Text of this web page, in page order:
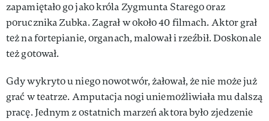
zapamiętało go jako króla Zygmunta Starego oraz
porucznika Zubka. Zagrał w około 40 filmach. Aktor grał
też na fortepianie, organach, malował i rzeźbił. Doskonale
też gotował.
Gdy wykryto u niego nowotwór, żałował, że nie może już
grać w teatrze. Amputacja nogi uniemożliwiała mu dalszą
pracę. Jednym z ostatnich marzeń aktora było zjedzenie